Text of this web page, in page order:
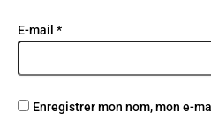
E-mail *
Enregistrer mon nom, mon e-